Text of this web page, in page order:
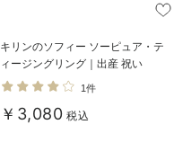
キリンのソフィー ソーピュア・テ
ィージングリング｜出産 祝い
1件
￥3,080 税込